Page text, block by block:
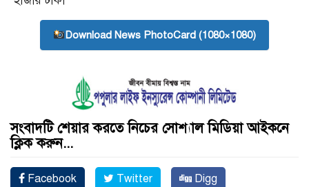
Download News PhotoCard (1080×1080)
সংবাদটি শেয়ার করতে নিচের সোশ্যাল মিডিয়া আইকনে
ক্লিক করুন...
Facebook Twitter Digg